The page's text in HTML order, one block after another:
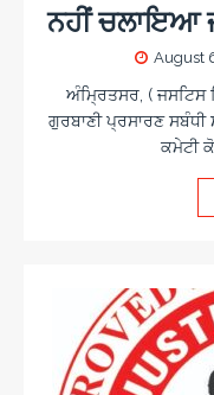
ਨਹੀਂ ਚਲਾਇਆ
August
ਅੰਮ੍ਰਿਤਸਰ, ( ਜਸਟਿਸ
ਗੁਰਬਾਣੀ ਪ੍ਰਸਾਰਣ
ਕਮੇਟੀ